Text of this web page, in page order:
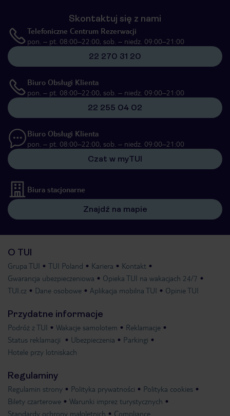
Skontaktuj się z nami
Telefoniczne Centrum Rezerwacji
pon. – pt. 08:00–22:00, sob. – niedz. 09:00–21:00
22 270 31 20
Biuro Obsługi Klienta
pon. – pt. 08:00–22:00, sob. – niedz. 09:00–21:00
22 255 04 02
Biuro Obsługi Klienta
pon. – pt. 08:00–22:00, sob. – niedz. 09:00–21:00
Czat w myTUI
Biura stacjonarne
Znajdź na mapie
O TUI
Grupa TUI TUI Poland Kariera
Kontakt
Gwarancja ubezpieczeniowa
Opieka TUI na wakacjach 24/7
TUI.cz
Dane osobowe Aplikacja mobilna TUI Opinie TUI
Przydatne informacje
Podróż z TUI Wakacje samolotem
Reklamacje
Status reklamacji
Ubezpieczenia
Parkingi
Hotele przy lotniskach
Regulaminy
Regulamin strony Polityka prywatności
Polityka cookies
Bilety czarterowe
Warunki imprez turystycznych
Standardy ochrony małoletnich
Compliance